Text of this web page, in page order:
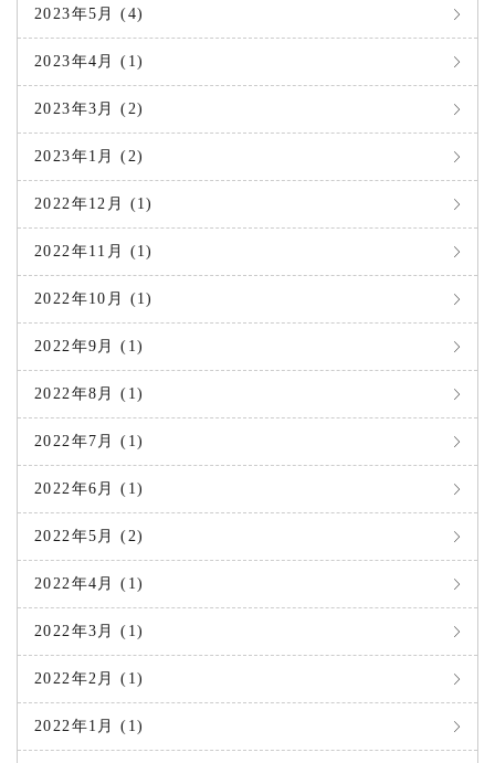
2023年5月 (4)
2023年4月 (1)
2023年3月 (2)
2023年1月 (2)
2022年12月 (1)
2022年11月 (1)
2022年10月 (1)
2022年9月 (1)
2022年8月 (1)
2022年7月 (1)
2022年6月 (1)
2022年5月 (2)
2022年4月 (1)
2022年3月 (1)
2022年2月 (1)
2022年1月 (1)